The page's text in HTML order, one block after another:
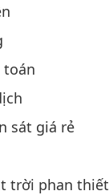
toán
sát giá rẻ
trời phan thiết